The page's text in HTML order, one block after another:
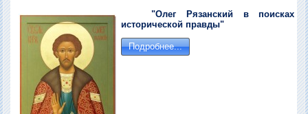
"Олег Рязанский в поисках
исторической правды"
Подробнее...